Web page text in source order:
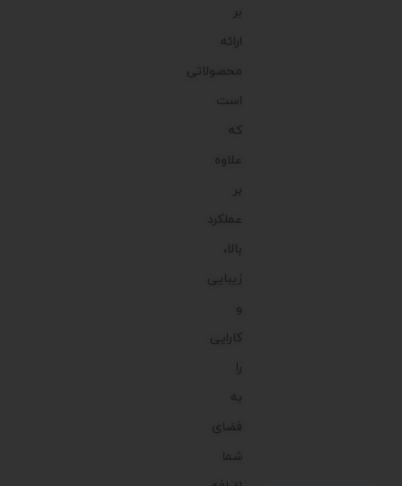
بر
ارائه
محصولاتی
است
که
علاوه
بر
عملکرد
بالا،
زیبایی
و
کارایی
را
به
فضای
شما